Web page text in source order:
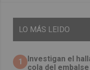
LO MÁS LEIDO
1
Investigan el
cola del